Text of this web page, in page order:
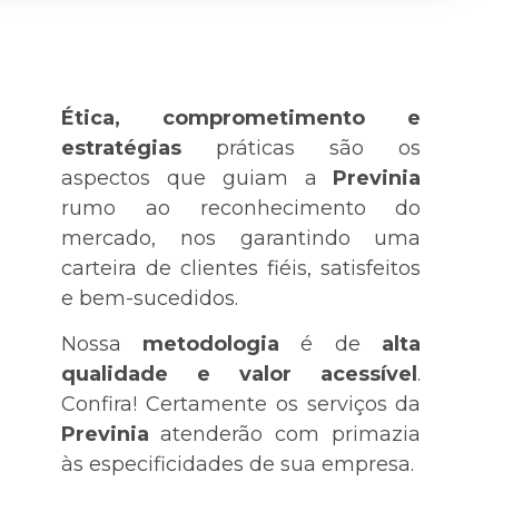
Ética, comprometimento e
estratégias práticas são os
aspectos que guiam a Previnia
rumo ao reconhecimento do
mercado, nos garantindo uma
carteira de clientes fiéis, satisfeitos
e bem-sucedidos.
Nossa metodologiaé de alta
qualidade e valor acessível .
Confira! Certamente os serviços da
Previniaatenderão com primazia
às especificidades de sua empresa.